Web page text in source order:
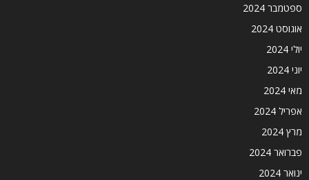
ספטמבר 2024
אוגוסט 2024
יולי 2024
יוני 2024
מאי 2024
אפריל 2024
מרץ 2024
פברואר 2024
ינואר 2024